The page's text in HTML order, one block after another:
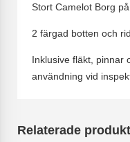
Stort Camelot Borg
2 färgad botten och
Inklusive fläkt, pinnar
användning vid
Relaterade